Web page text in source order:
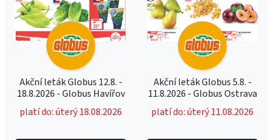
Akční leták Globus 12.8. -
18.8.2026 - Globus Havířov
platí do: úterý 18.08.2026
Akční leták Globus 5.8. -
11.8.2026 - Globus Ostrava
platí do: úterý 11.08.2026